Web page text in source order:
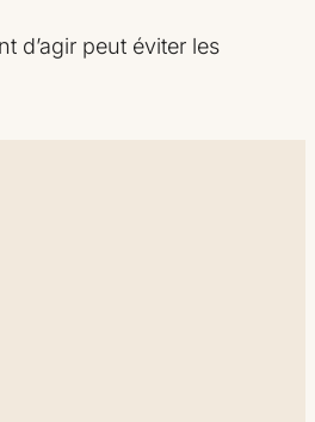
d’agir peut éviter les